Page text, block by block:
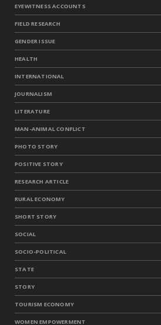
EYEWITNESS ACCOUNTS
FIELD RESEARCH
GENDER ISSUE
HEALTH
INTERNATIONAL
JOURNALISM
LITERATURE
MAN-ANIMAL CONFLICT
PHOTO STORY
POSITIVE STORY
RESEARCH ARTICLE
RURAL ECONOMY
SHORT STORY
SOCIAL
SOCIO-POLITICAL
STATE
STORY
TOURISM ECONOMY
WOMEN EMPOWERMENT